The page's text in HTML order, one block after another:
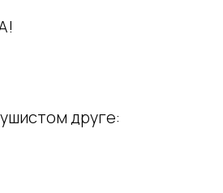
друге: